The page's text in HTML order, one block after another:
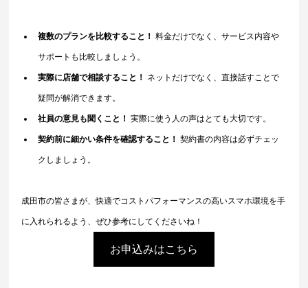
複数のプランを比較すること！ 料金だけでなく、サービス内容や
サポートも比較しましょう。
実際に店舗で相談すること！ ネットだけでなく、直接話すことで
疑問が解消できます。
社員の意見も聞くこと！ 実際に使う人の声はとても大切です。
契約前に細かい条件を確認すること！ 契約書の内容は必ずチェッ
クしましょう。
成田市の皆さまが、快適でコストパフォーマンスの高いスマホ環境を手
に入れられるよう、ぜひ参考にしてくださいね！
お申込みはこちら